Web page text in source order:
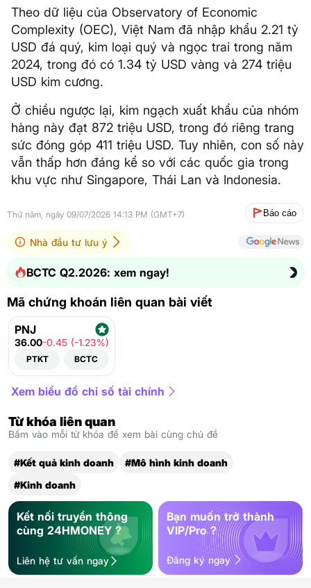
Theo dữ liệu của Observatory of Economic
Complexity (OEC), Việt Nam đã nhập khẩu 2.21 tỷ
USD đá quý, kim loại quý và ngọc trai trong năm
2024, trong đó có 1.34 tỷ USD vàng và 274 triệu
USD kim cương.
Ở chiều ngược lại, kim ngạch xuất khẩu của nhóm
hàng này đạt 872 triệu USD, trong đó riêng trang
sức đóng góp 411 triệu USD. Tuy nhiên, con số này
vẫn thấp hơn đáng kể so với các quốc gia trong
khu vực như Singapore, Thái Lan và Indonesia.
Thứ năm, ngày 09/07/2026 14:13 PM (GMT+7) Báo cáo
Nhà đầu tư lưu ý
BCTC Q2.2026: xem ngay!
Mã chứng khoán liên quan bài viết
PNJ
36.00-0.45 (-1.23%)
PTKT BCTC
Xem biểu đồ chỉ số tài chính
Từ khóa liên quan
Bấm vào mỗi từ khóa để xem bài cùng chủ đề
#Kết quả kinh doanh
#Mô hình kinh doanh
#Kinh doanh
Kết nối truyền thông
cùng 24HMONEY ?
Liên hệ tư vấn ngay
Bạn muốn trở thành
VIP/Pro ?
Đăng ký ngay